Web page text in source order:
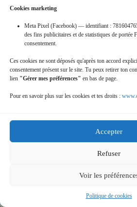
Cookies marketing
Meta Pixel (Facebook) — identifiant :
des fins publicitaires et de statistiques de portée
consentement.
Ces cookies ne sont déposés qu'après ton accord
consentement présent sur le site. Tu peux retirer ton
lien "Gérer mes préférences" en bas de page.
Pour en savoir plus sur les cookies et tes droits :
Accepter
Refuser
Voir les
Politique de cookies
15-mai-2011-_-rando-a-guerigny-de-
bertranges-vtt
15-nov-2009_-les-feuilles-dorees-a-